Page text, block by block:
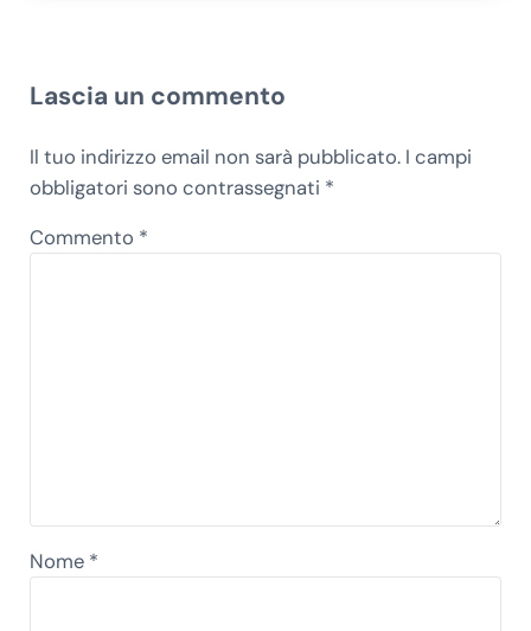
Lascia un commento
Il tuo indirizzo email non sarà pubblicato. I campi
obbligatori sono contrassegnati *
Commento *
Nome *